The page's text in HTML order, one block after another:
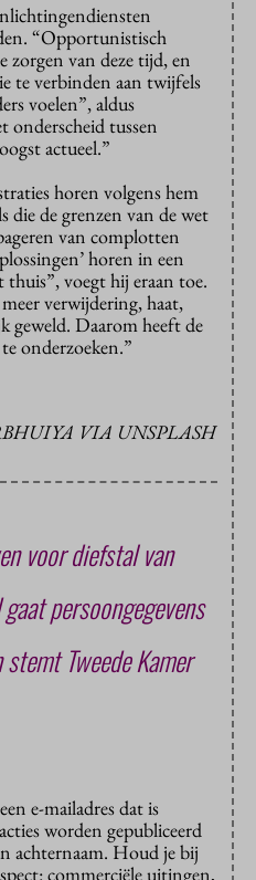
“Opportunistisch
zorgen van deze tijd, en
te verbinden aan twijfels
voelen”, aldus
onderscheid tussen
actueel.”
horen volgens hem
die de grenzen van de wet
van complotten
horen in een
thuis”, voegt hij eraan toe.
verwijdering, haat,
geweld. Daarom heeft de
onderzoeken.”
VIA UNSPLASH
voor diefstal van
persoongegevens
Tweede Kamer
e-mailadres dat is
worden gepubliceerd
achternaam. Houd je bij
commerciële uitingen,